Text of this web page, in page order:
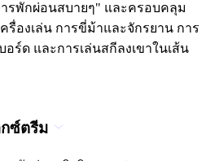
รพักผ่อนสบายๆ" และครอบคลุม
รื่องเล่น การขี่ม้าและจักรยาน การ
ร์ด และการเล่นสกีลงเขาในเส้น
ซ์ตรีม